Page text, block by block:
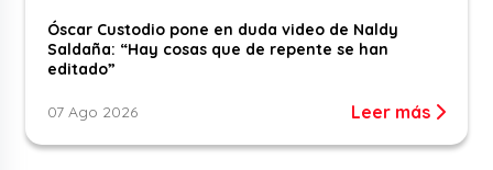
Óscar Custodio pone en duda video de Naldy
Saldaña: “Hay cosas que de repente se han
editado”
07 Ago 2026 Leer más